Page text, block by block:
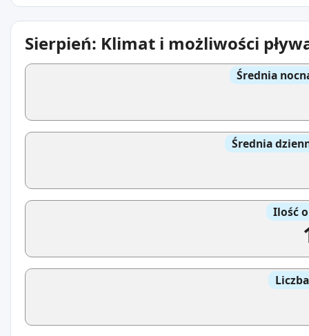
Sierpień: Klimat i możliwości
Średnia
Średnia
Ilość